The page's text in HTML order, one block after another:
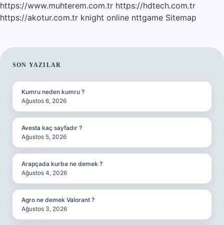
https://www.muhterem.com.tr https://hdtech.com.tr
https://akotur.com.tr knight online nttgame Sitemap
SIDEBAR
SON YAZILAR
Kumru neden kumru ?
Ağustos 6, 2026
Avesta kaç sayfadır ?
Ağustos 5, 2026
Arapçada kurba ne demek ?
Ağustos 4, 2026
Agro ne demek Valorant ?
Ağustos 3, 2026